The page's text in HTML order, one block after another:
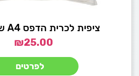
ציפית לכרית הדפס A4 שם פיטריה
₪25.00
לפרטים